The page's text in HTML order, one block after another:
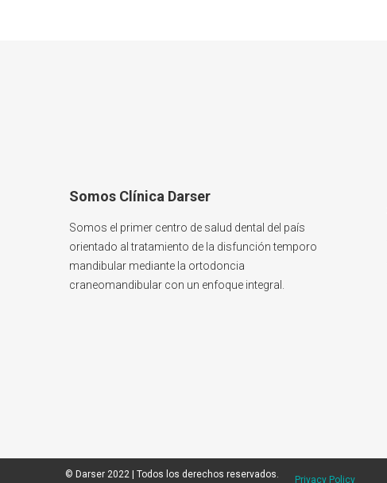
Somos Clínica Darser
Somos el primer centro de salud dental del país
orientado al tratamiento de la disfunción temporo
mandibular mediante la ortodoncia
craneomandibular con un enfoque integral.
© Darser 2022 | Todos los derechos reservados. Privacy Policy